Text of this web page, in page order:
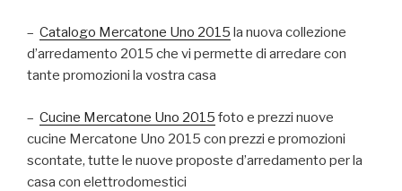
– Catalogo Mercatone Uno 2015 la nuova collezione
d’arredamento 2015 che vi permette di arredare con
tante promozioni la vostra casa
– Cucine Mercatone Uno 2015 foto e prezzi nuove
cucine Mercatone Uno 2015 con prezzi e promozioni
scontate, tutte le nuove proposte d’arredamento per la
casa con elettrodomestici